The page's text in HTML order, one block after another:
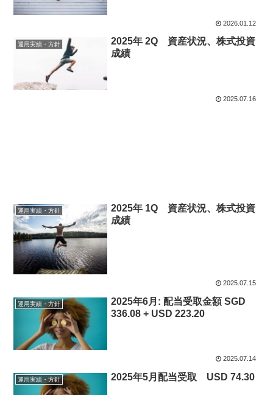
2026.01.12
運用実績・方針
2025年 2Q 資産状況、株式投資
成績
2025.07.16
運用実績・方針
2025年 1Q 資産状況、株式投資
成績
2025.07.15
運用実績・方針
2025年6月: 配当受取金額 SGD
336.08 + USD 223.20
2025.07.14
運用実績・方針 2025年5月配当受取 USD 74.30